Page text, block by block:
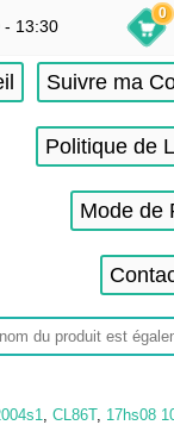
- 13:30
0
Suivre ma
Politique de
Mode de
, CL86T, 17hs08